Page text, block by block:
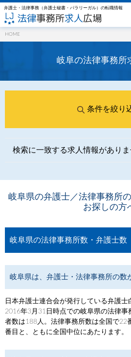
弁護士・法律事務（弁護士秘書・パラリーガル）の転職情報
HOME
岐阜の法律事務所
条件を絞り
検索に一致する求人情報がありま
岐阜県の弁護士／法律事務所
お探しの方
岐阜県の法律事務所数・弁護士数
岐阜県は、弁護士・法律事務所の数
日本弁護士連合会が発行している弁護士
2016年3月31日時点での岐阜県の法律
者数は188人。法律事務所数は全国で22
番目と、ともに全国中位にあたります。